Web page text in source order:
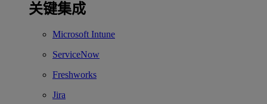
关键集成
Microsoft Intune
ServiceNow
Freshworks
Jira